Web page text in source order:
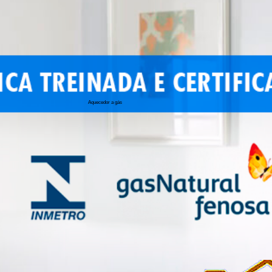
conserto de
conserto de
conserto
conserto de
conserto
conserto de
manutenção
conserto de
Aquecedor a gás